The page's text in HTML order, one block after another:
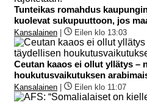
Tunteikas romahdus
kuolevat sukupuuttoon, jos
Kansalainen Eilen klo 13:03
Ceutan kaaos ei ollut yllätys –
houkutusvaikutuksen
Kansalainen Eilen klo 11:07